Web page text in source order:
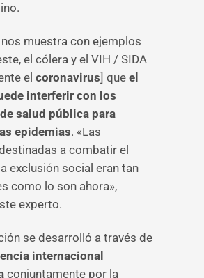
muestra con ejemplos
el cólera y el VIH / SIDA
el coronavirus] que el
interferir con los
salud pública para
epidemias. «Las
a combatir el
exclusión social eran tan
como lo son ahora»,
experto.
se desarrolló a través de
internacional
conjuntamente por la